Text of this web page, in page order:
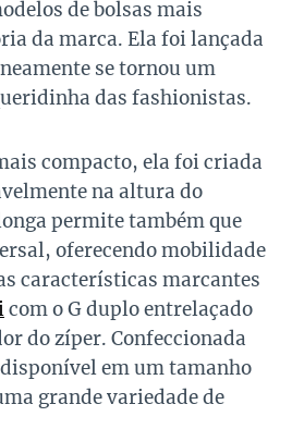
de bolsas mais
da marca. Ela foi lançada
se tornou um
das fashionistas.
compacto, ela foi criada
na altura do
permite também que
oferecendo mobilidade
características marcantes
com o G duplo entrelaçado
do zíper. Confeccionada
em um tamanho
grande variedade de